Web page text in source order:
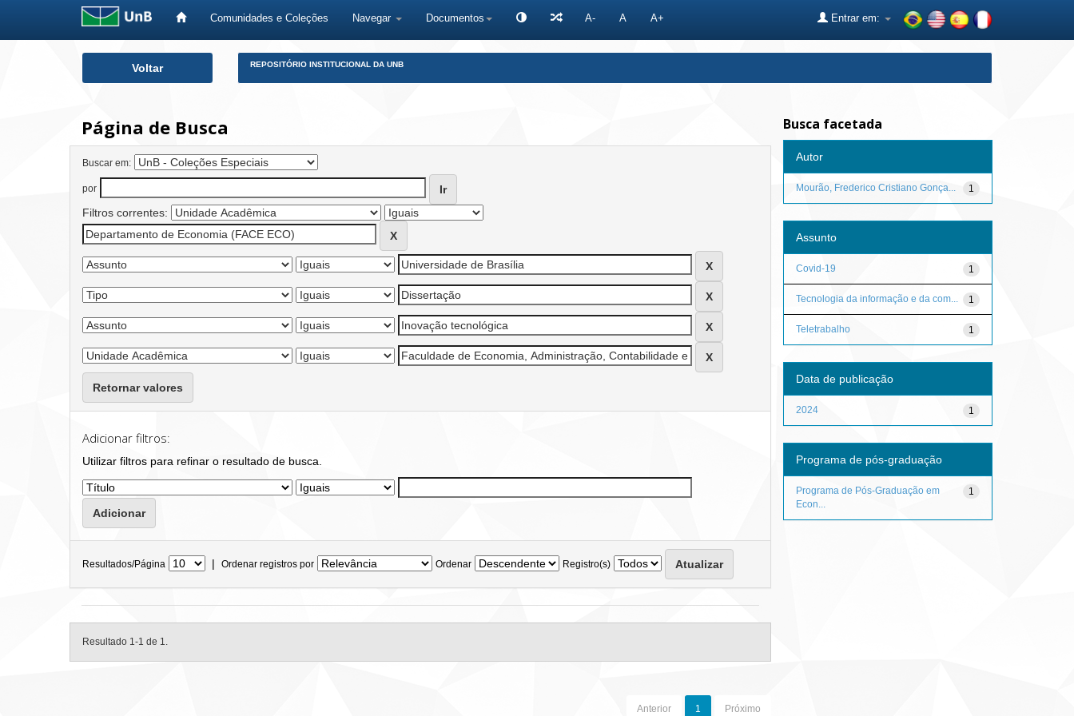
Comunidades e Coleções Navegar Documentos A- A A+ Entrar em:
Voltar REPOSITÓRIO INSTITUCIONAL DA UNB
Página de Busca
Buscar em:
por
Filtros correntes:
Retornar valores
Adicionar filtros:
Utilizar filtros para refinar o resultado de busca.
Resultados/Página | Ordenar registros por Ordenar Registro(s)
Resultado 1-1 de 1.
Anterior 1 Próximo
Busca facetada
Autor
1
Mourão, Frederico Cristiano Gonça...
Assunto
1
Covid-19
1
Tecnologia da informação e da com...
1
Teletrabalho
Data de publicação
1
2024
Programa de pós-graduação
1
Programa de Pós-Graduação em
Econ...